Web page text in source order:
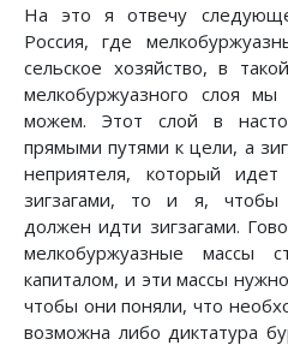
На это я отвечу
Россия, где
сельское хозяйство, в
мелкобуржуазного слоя
можем. Этот слой в
прямыми путями к цели, а
неприятеля, который
зигзагами, то и я, чтобы
должен идти зигзагами.
мелкобуржуазные массы
капиталом, и эти массы
чтобы они поняли, что
возможна либо диктатура